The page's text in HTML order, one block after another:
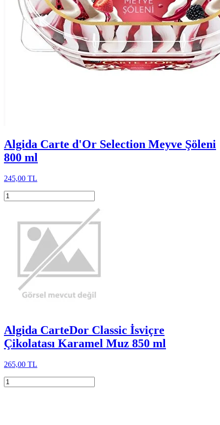
Algida Carte d'Or Selection Meyve Şöleni
800 ml
245,00 TL
Algida CarteDor Classic İsviçre
Çikolatası Karamel Muz 850 ml
265,00 TL